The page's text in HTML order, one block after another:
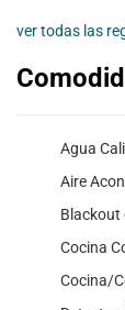
ver todas las
Agua
Aire
Blackout
Cocina
Cocina/